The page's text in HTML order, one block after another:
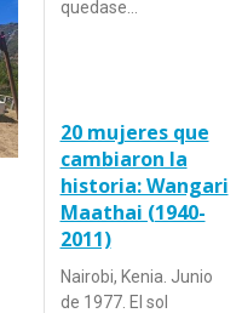
quedase…
20 mujeres que
cambiaron la
historia: Wangari
Maathai (1940-
2011)
Nairobi, Kenia. Junio
de 1977. El sol